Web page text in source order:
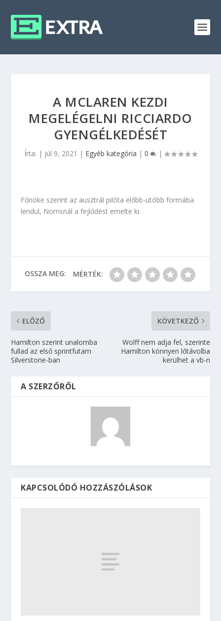
A MCLAREN KEZDI
MEGELÉGELNI RICCIARDO
GYENGÉLKEDÉSÉT
Írta: | júl 9, 2021 | Egyéb kategória | 0 |
Főnöke szerint az ausztrál pilóta előbb-utóbb formába
lendül, Norrisnál a fejlődést emelte ki.
OSSZA MEG: MÉRTÉK:
ELŐZŐ
Hamilton szerint unalomba
fullad az első sprintfutam
Silverstone-ban
KÖVETKEZŐ
Wolff nem adja fel, szerinte
Hamilton könnyen lőtávolba
kerülhet a vb-n
A SZERZŐRŐL
KAPCSOLÓDÓ HOZZÁSZÓLÁSOK